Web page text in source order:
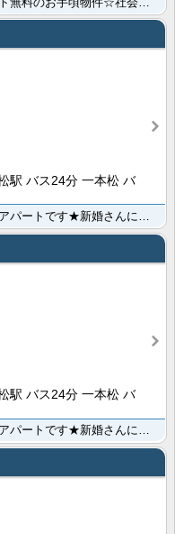
駅 バス24分 一本松 バ
駅 バス24分 一本松 バ